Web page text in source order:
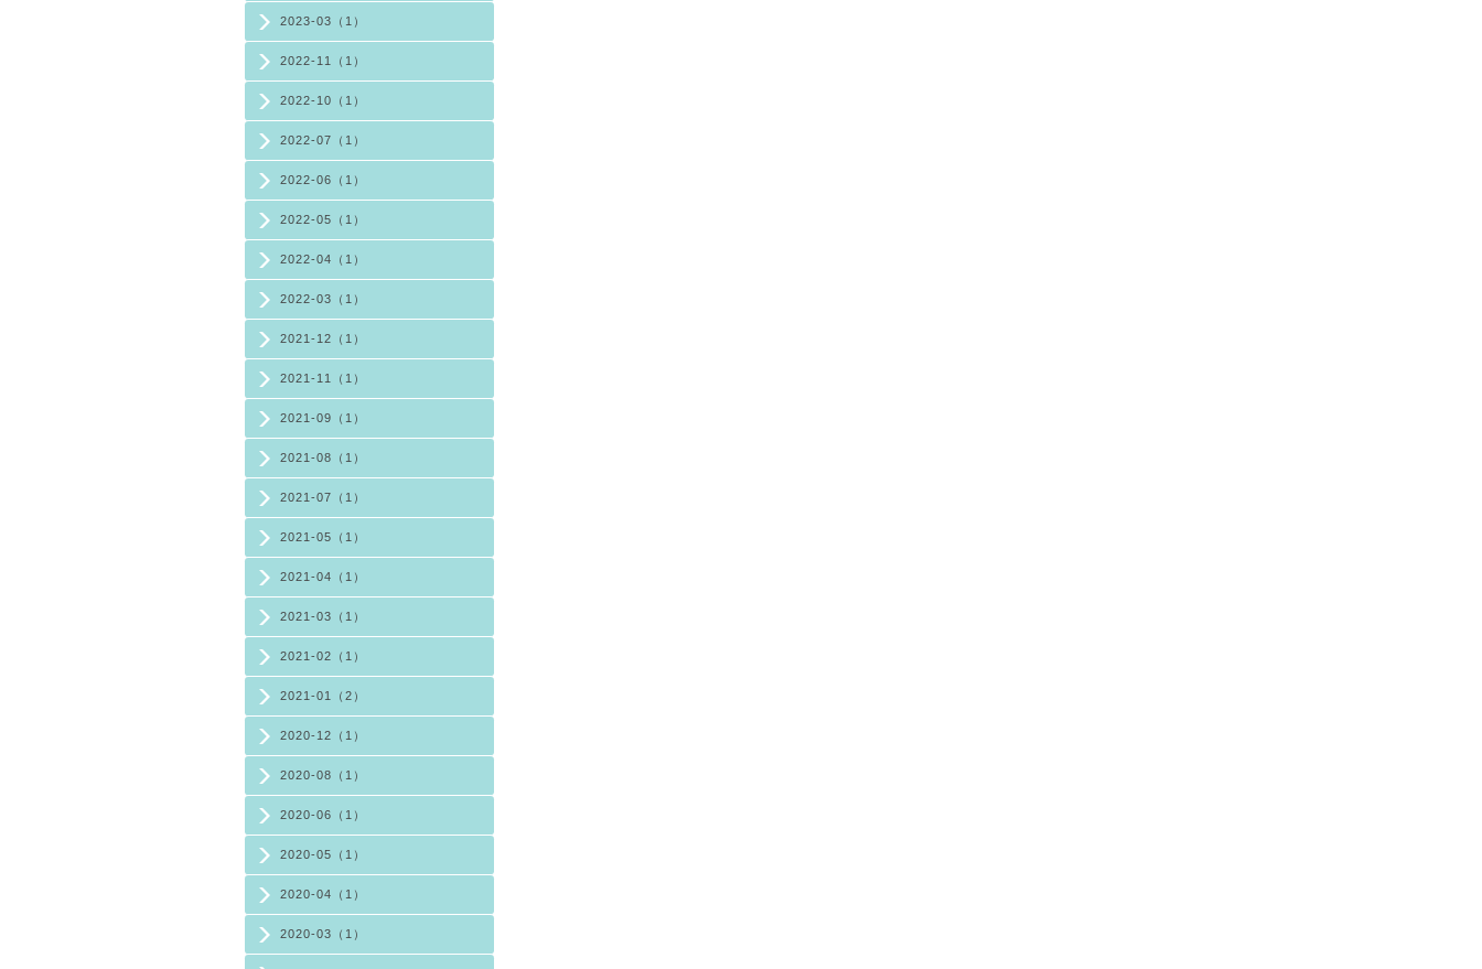
2023-03（1）
2022-11（1）
2022-10（1）
2022-07（1）
2022-06（1）
2022-05（1）
2022-04（1）
2022-03（1）
2021-12（1）
2021-11（1）
2021-09（1）
2021-08（1）
2021-07（1）
2021-05（1）
2021-04（1）
2021-03（1）
2021-02（1）
2021-01（2）
2020-12（1）
2020-08（1）
2020-06（1）
2020-05（1）
2020-04（1）
2020-03（1）